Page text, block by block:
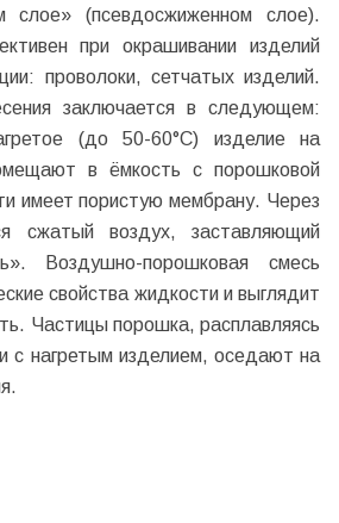
слое» (псевдосжиженном слое).
при окрашивании изделий
проволоки, сетчатых изделий.
заключается в следующем:
(до 50-60°С) изделие на
в ёмкость с порошковой
имеет пористую мембрану. Через
сжатый воздух, заставляющий
Воздушно-порошковая смесь
свойства жидкости и выглядит
Частицы порошка, расплавляясь
с нагретым изделием, оседают на